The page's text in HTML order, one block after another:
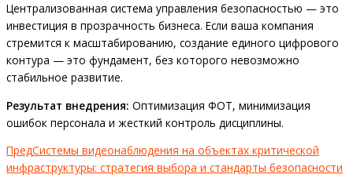
Централизованная система управления безопасностью — это
инвестиция в прозрачность бизнеса. Если ваша компания
стремится к масштабированию, создание единого цифрового
контура — это фундамент, без которого невозможно
стабильное развитие.
Результат внедрения: Оптимизация ФОТ, минимизация
ошибок персонала и жесткий контроль дисциплины.
ПредСистемы видеонаблюдения на объектах критической
инфраструктуры: стратегия выбора и стандарты безопасности